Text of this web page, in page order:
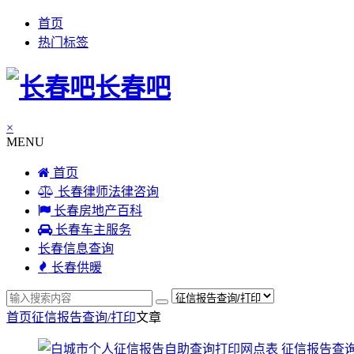
首页
热门标签
长春吧
×
MENU
首页
长春律师法律咨询
长春房地产百科
长春车主服务
长春信息查询
长春供暖
首页征信报告查询/打印文章
征信报告查